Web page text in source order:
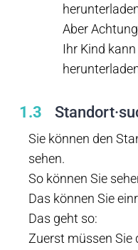
Aber
Ihr Kind
1.3
Sie können den
sehen.
So können Sie
Das können Sie
Das geht so:
Zuerst müssen Sie